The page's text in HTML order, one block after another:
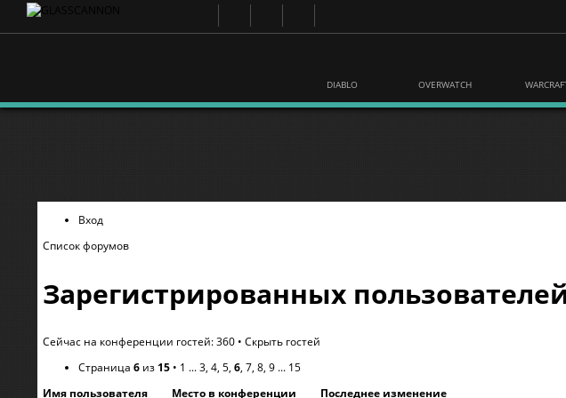
DIABLO OVERWATCH
Вход
Список форумов
Зарегистрированных
Сейчас на конференции гостей: 360 • Скрыть гостей
Страница 6 из 15 • 1 ...3, 4, 5, 6, 7, 8, 9 ... 15
Имя пользователя
Место в конференции
Последнее изменение